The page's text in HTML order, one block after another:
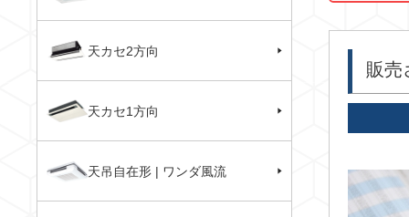
販売
天カセ2方向
天カセ1方向
天吊自在形 | ワンダ風流